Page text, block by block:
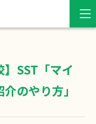
】SST「マイ
のやり方」